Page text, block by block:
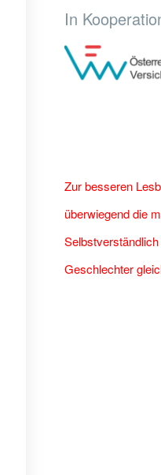
In
Zur besseren
überwiegend die
Geschlechter